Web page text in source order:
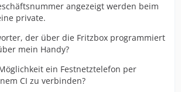
angezeigt werden beim
private.
der über die Fritzbox programmiert
mein Handy?
ein Festnetztelefon per
CI zu verbinden?